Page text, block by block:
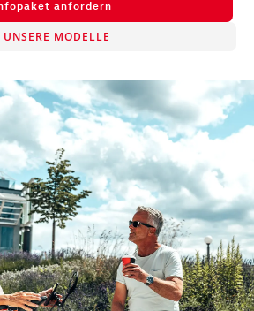
anfordern
UNSERE MODELLE